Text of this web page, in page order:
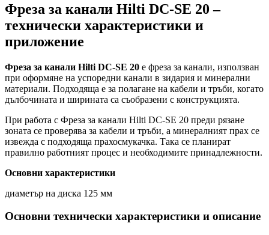
Фреза за канали Hilti DC-SE 20 –
технически характеристики и
приложение
Фреза за канали Hilti DC-SE 20 е фреза за канали, използван
при оформяне на успоредни канали в зидария и минерални
материали. Подходяща е за полагане на кабели и тръби, когато
дълбочината и ширината са съобразени с конструкцията.
При работа с Фреза за канали Hilti DC-SE 20 преди рязане
зоната се проверява за кабели и тръби, а минералният прах се
извежда с подходяща прахосмукачка. Така се планират
правилно работният процес и необходимите принадлежности.
Основни характеристики
диаметър на диска 125 мм
Основни технически характеристики и описание